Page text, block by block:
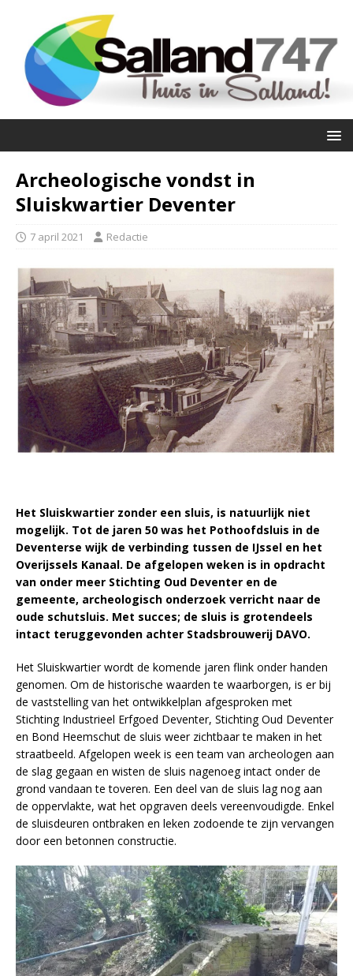
Archeologische vondst in
Sluiskwartier Deventer
7 april 2021 Redactie
Het Sluiskwartier zonder een sluis, is natuurlijk niet
mogelijk. Tot de jaren 50 was het Pothoofdsluis in de
Deventerse wijk de verbinding tussen de IJssel en het
Overijssels Kanaal. De afgelopen weken is in opdracht
van onder meer Stichting Oud Deventer en de
gemeente, archeologisch onderzoek verricht naar de
oude schutsluis. Met succes; de sluis is grotendeels
intact teruggevonden achter Stadsbrouwerij DAVO.
Het Sluiskwartier wordt de komende jaren flink onder handen
genomen. Om de historische waarden te waarborgen, is er bij
de vaststelling van het ontwikkelplan afgesproken met
Stichting Industrieel Erfgoed Deventer, Stichting Oud Deventer
en Bond Heemschut de sluis weer zichtbaar te maken in het
straatbeeld. Afgelopen week is een team van archeologen aan
de slag gegaan en wisten de sluis nagenoeg intact onder de
grond vandaan te toveren. Een deel van de sluis lag nog aan
de oppervlakte, wat het opgraven deels vereenvoudigde. Enkel
de sluisdeuren ontbraken en leken zodoende te zijn vervangen
door een betonnen constructie.